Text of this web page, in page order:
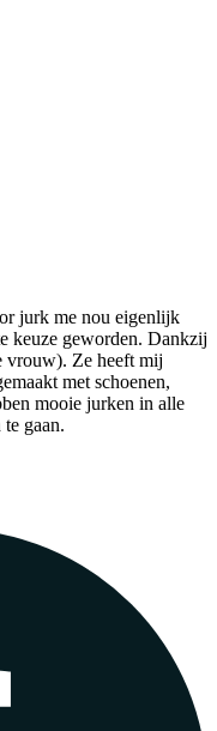
jurk me nou eigenlijk
keuze geworden. Dankzij
vrouw). Ze heeft mij
met schoenen,
mooie jurken in alle
gaan.